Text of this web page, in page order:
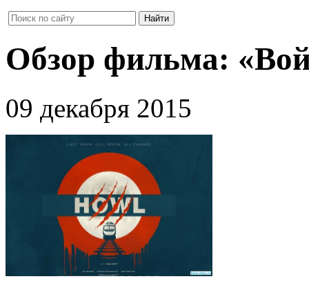
Обзор фильма:
09 декабря 2015